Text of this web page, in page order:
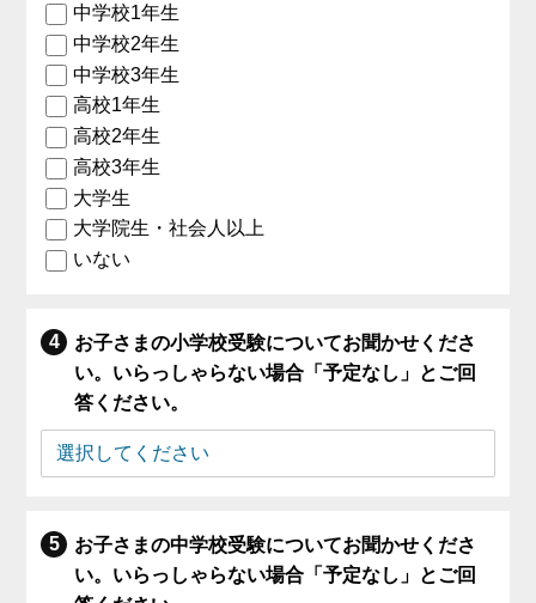
中学校1年生
中学校2年生
中学校3年生
高校1年生
高校2年生
高校3年生
大学生
大学院生・社会人以上
いない
お子さまの小学校受験についてお聞かせくださ
い。いらっしゃらない場合「予定なし」とご回
答ください。
お子さまの中学校受験についてお聞かせくださ
い。いらっしゃらない場合「予定なし」とご回